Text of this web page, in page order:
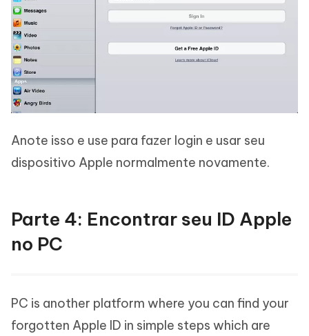
Anote isso e use para fazer login e usar seu
dispositivo Apple normalmente novamente.
Parte 4: Encontrar seu ID Apple
no PC
PC is another platform where you can find your
forgotten Apple ID in simple steps which are